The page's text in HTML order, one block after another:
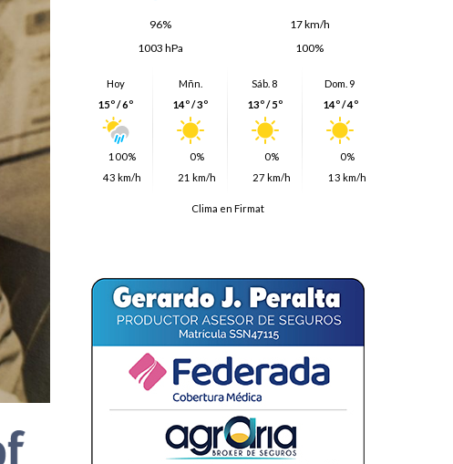
96%
17 km/h
1003 hPa
100%
Hoy
15º / 6º
100%
43 km/h
Mñn.
14º / 3º
0%
21 km/h
Sáb. 8
13º / 5º
0%
27 km/h
Dom. 9
14º / 4º
0%
13 km/h
Clima en Firmat